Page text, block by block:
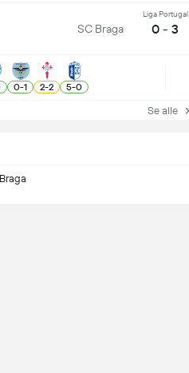
SC Braga
Liga Portugal
0 - 3
0-1 2-2 5-0
Se alle